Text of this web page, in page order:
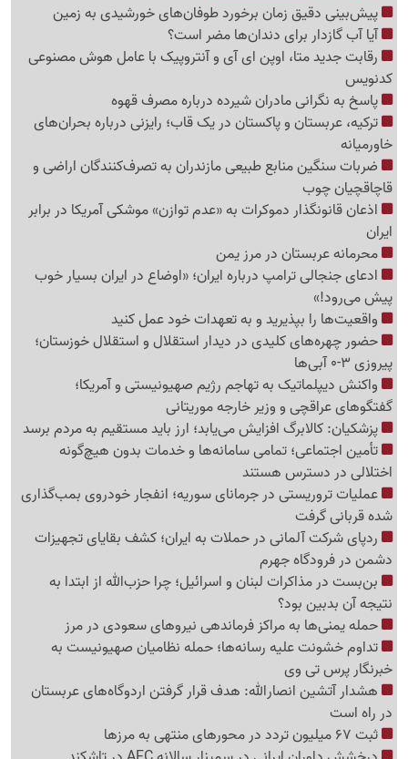
پیش‌بینی دقیق زمان برخورد طوفان‌های خورشیدی به زمین
آیا آب گازدار برای دندان‌ها مضر است؟
رقابت جدید متا، اوپن ای آی و آنتروپیک با عامل هوش مصنوعی
کدنویس
پاسخ به نگرانی مادران شیرده درباره مصرف قهوه
ترکیه، عربستان و پاکستان در یک قاب؛ رایزنی درباره بحران‌های
خاورمیانه
ضربات سنگین منابع طبیعی مازندران به تصرف‌کنندگان اراضی و
قاچاقچیان چوب
اذعان قانونگذار دموکرات به «عدم توازن» موشکی آمریکا در برابر
ایران
محرمانه عربستان در مرز یمن
ادعای جنجالی ترامپ درباره ایران؛ «اوضاع در ایران بسیار خوب
پیش می‌رود!»
واقعیت‌ها را بپذیرید و به تعهدات خود عمل کنید
حضور چهره‌های کلیدی در دیدار استقلال و استقلال خوزستان؛
پیروزی 3-0 آبی‌ها
واکنش دیپلماتیک به تهاجم رژیم صهیونیستی و آمریکا؛
گفتگوهای عراقچی و وزیر خارجه موریتانی
پزشکیان: کالابرگ افزایش می‌یابد؛ ارز باید مستقیم به مردم برسد
تأمین اجتماعی؛ تمامی سامانه‌ها و خدمات بدون هیچ‌گونه
اختلالی در دسترس هستند
عملیات تروریستی در جرمانای سوریه؛ انفجار خودروی بمب‌گذاری
شده قربانی گرفت
ردپای شرکت آلمانی در حملات به ایران؛ کشف بقایای تجهیزات
دشمن در فرودگاه جهرم
بن‌بست در مذاکرات لبنان و اسرائیل؛ چرا حزب‌الله از ابتدا به
نتیجه آن بدبین بود؟
حمله یمنی‌ها به مراکز فرماندهی نیروهای سعودی در مرز
تداوم خشونت علیه رسانه‌ها؛ حمله نظامیان صهیونیست به
خبرنگار پرس تی وی
هشدار آتشین انصارالله: هدف قرار گرفتن اردوگاه‌های عربستان
در راه است
ثبت 67 میلیون تردد در محورهای منتهی به مرزها